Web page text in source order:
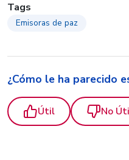
Tags
Emisoras de paz
¿Cómo le ha parecido
Útil No